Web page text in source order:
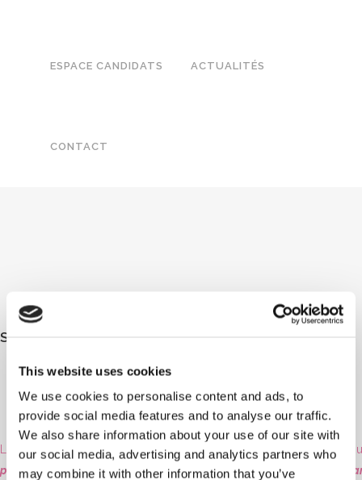
This website uses cookies
We use cookies to personalise content and ads, to
provide social media features and to analyse our traffic.
We also share information about your use of our site with
our social media, advertising and analytics partners who
may combine it with other information that you’ve
ESPACE CANDIDATS ACTUALITÉS
CONTACT
SOFT SKILLS : LE RECRUTEMENT DU FUTUR
Lessoft skillssont appelées également « compétences douces »
personnels qui permettent à quelqu’un d’interagir efficacement et